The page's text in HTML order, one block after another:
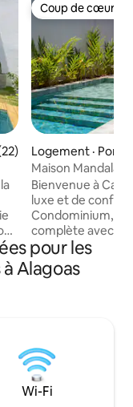
aimés
moyenne de 5 sur 5,
Coup de cœur
Coup de cœur
Logement · Porto
Maison Mandala
Bienvenue à
luxe et de confort
Condominium,
complète avec
de jeux et sécurité 24h/
les familles ou les
peut accueillir
des moments
nature ! Nous
marchés, des
beautés
pour les
Alagoas
Wi-Fi